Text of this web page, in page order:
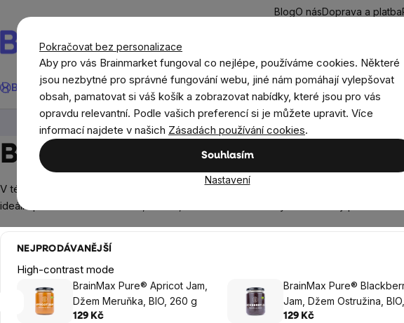
Pokračovat bez personalizace
Aby pro vás Brainmarket fungoval co nejlépe, používáme cookies. Některé
jsou nezbytné pro správné fungování webu, jiné nám pomáhají vylepšovat
obsah, pamatovat si váš košík a zobrazovat nabídky, které jsou pro vás
opravdu relevantní. Podle vašich preferencí si je můžete upravit. Více
informací najdete v našich Zásadách používání cookies.
Souhlasím
Nastavení
obsah
BlogO násDoprava a platba
Hledat
BrainMax® Léto Ušetři CíleDoplňky stravy a výživaNovinkyMužiŽenyDěti
Potraviny Ořechové krémy, džemy a marmelády BIO džemy a
BIO džemy a marmelády
V této kategorii naleznete širokou nabídku těch nejchutnějších džemů a jak je pro
ideální pro obohacení snídaně, toastů, waflí či dezertů. Díky tomu dodají pokrmům
NEJPRODÁVANĚJŠÍ
High-contrast mode
BrainMax Pure® Apricot Jam,
Džem Meruňka, BIO, 260 g
129 Kč
BrainMax Pure®
Jam, Džem Ostružina, BIO,
260 g
129 Kč